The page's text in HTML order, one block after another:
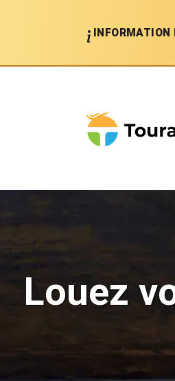
Louez